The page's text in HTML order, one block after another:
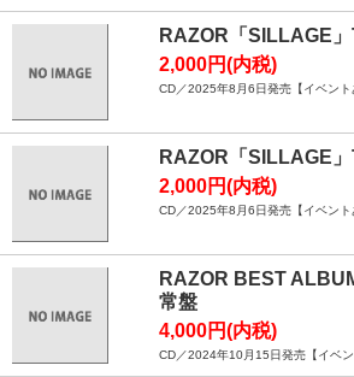
RAZOR「SILLAGE
2,000円(内税)
CD／2025年8月6日発売【イベント
RAZOR「SILLAGE
2,000円(内税)
CD／2025年8月6日発売【イベント
RAZOR BEST
常盤
4,000円(内税)
CD／2024年10月15日発売【イベン